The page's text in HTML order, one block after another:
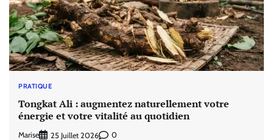
PRATIQUE
Tongkat Ali : augmentez naturellement votre
énergie et votre vitalité au quotidien
Marise 25 Juillet 2026 0